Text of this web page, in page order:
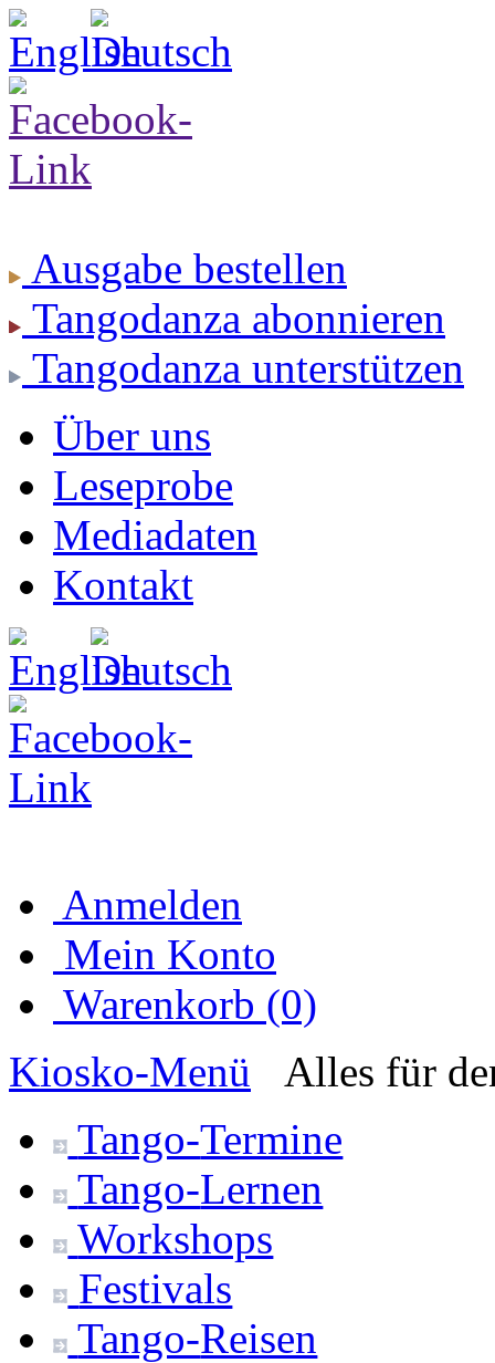
Ausgabe bestellen
Tangodanza abonnieren
Tangodanza unterstützen
Über uns
Leseprobe
Mediadaten
Kontakt
Anmelden
Mein Konto
Warenkorb (0)
Kiosko-Menü
Alles für
Tango-Termine
Tango-Lernen
Workshops
Festivals
Tango-Reisen